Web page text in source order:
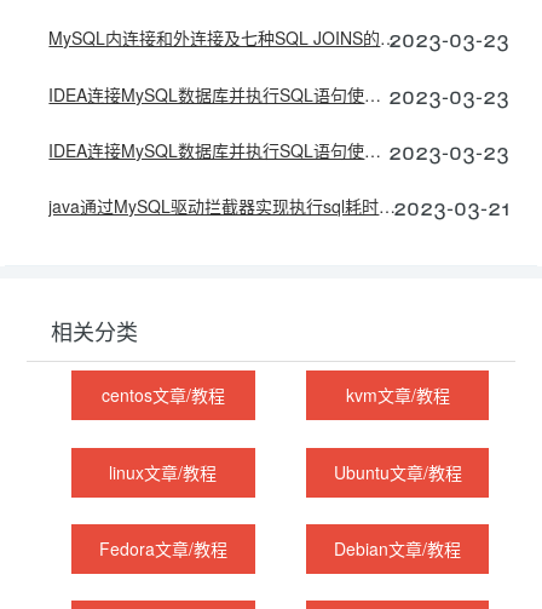
MySQL内连接和外连接及七种SQL JOINS的实现2023-03-23
IDEA连接MySQL数据库并执行SQL语句使用数据图文详解 2023-03-23
IDEA连接MySQL数据库并执行SQL语句使用数据图文详解 2023-03-23
java通过MySQL驱动拦截器实现执行sql耗时计算2023-03-21
相关分类
centos文章/教程 kvm文章/教程
linux文章/教程 Ubuntu文章/教程
Fedora文章/教程 Debian文章/教程